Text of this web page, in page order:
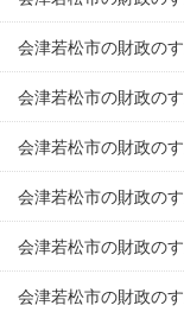
会津若松市の財政の
会津若松市の財政の
会津若松市の財政の
会津若松市の財政の
会津若松市の財政の
会津若松市の財政の